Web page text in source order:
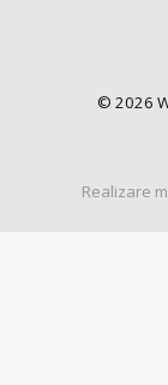
© 2026
Realizare